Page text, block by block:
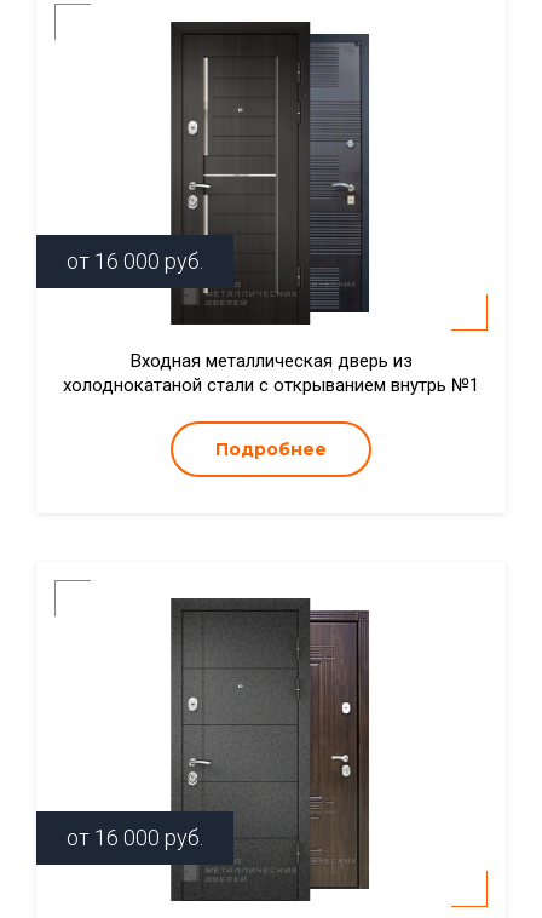
от 16 000 руб.
Входная металлическая дверь из
холоднокатаной стали с открыванием внутрь №1
Подробнее
от 16 000 руб.